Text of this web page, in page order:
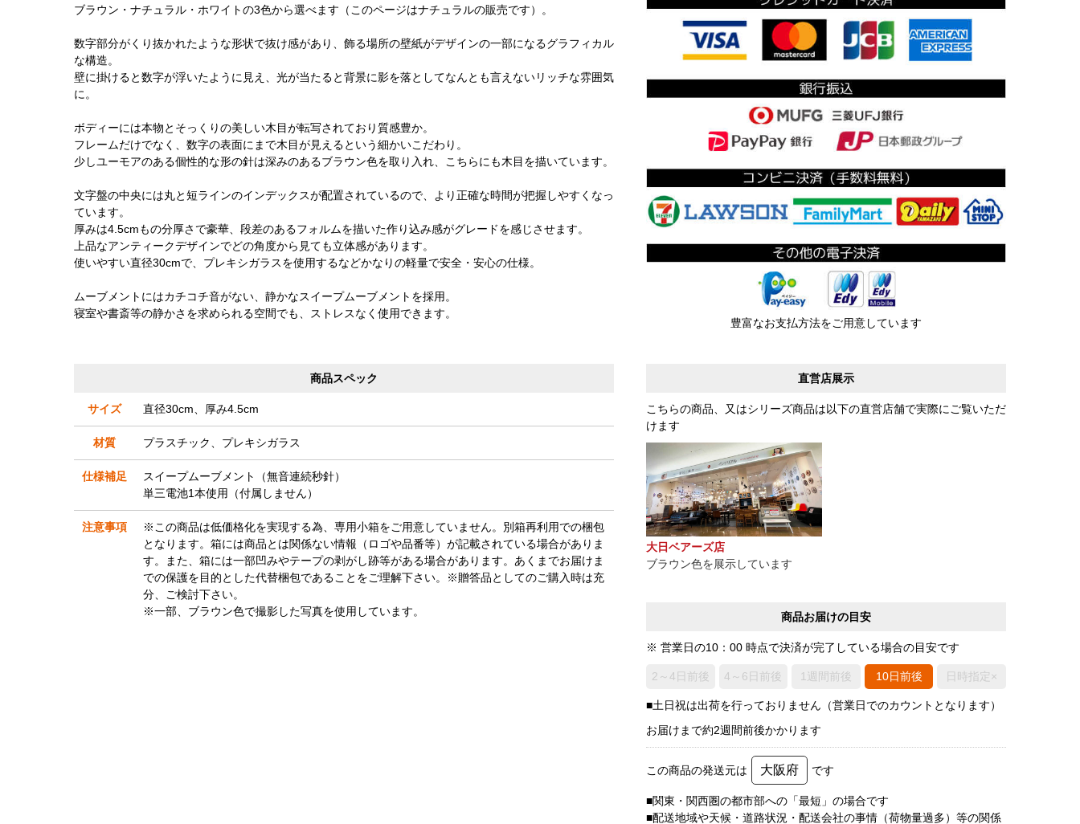
ブラウン・ナチュラル・ホワイトの3色から選べます（このページはナチュラルの販売です）。
数字部分がくり抜かれたような形状で抜け感があり、飾る場所の壁紙がデザインの一部になるグラフィカル
な構造。
壁に掛けると数字が浮いたように見え、光が当たると背景に影を落としてなんとも言えないリッチな雰囲気
に。
ボディーには本物とそっくりの美しい木目が転写されており質感豊か。
フレームだけでなく、数字の表面にまで木目が見えるという細かいこだわり。
少しユーモアのある個性的な形の針は深みのあるブラウン色を取り入れ、こちらにも木目を描いています。
文字盤の中央には丸と短ラインのインデックスが配置されているので、より正確な時間が把握しやすくなっ
ています。
厚みは4.5cmもの分厚さで豪華、段差のあるフォルムを描いた作り込み感がグレードを感じさせます。
上品なアンティークデザインでどの角度から見ても立体感があります。
使いやすい直径30cmで、プレキシガラスを使用するなどかなりの軽量で安全・安心の仕様。
ムーブメントにはカチコチ音がない、静かなスイープムーブメントを採用。
寝室や書斎等の静かさを求められる空間でも、ストレスなく使用できます。
豊富なお支払方法をご用意しています
直営店展示
こちらの商品、又はシリーズ商品は以下の直営店舗で実際にご覧いただ
けます
大日ベアーズ店
ブラウン色を展示しています
商品お届けの目安
※ 営業日の10：00 時点で決済が完了している場合の目安です
2～4日前後 4～6日前後 1週間前後 10日前後 日時指定×
■土日祝は出荷を行っておりません（営業日でのカウントとなります）
お届けまで約2週間前後かかります
この商品の発送元は 大阪府 です
■関東・関西圏の都市部への「最短」の場合です
■配送地域や天候・道路状況・配送会社の事情（荷物量過多）等の関係
商品スペック
サイズ 直径30cm、厚み4.5cm
材質 プラスチック、プレキシガラス
仕様補足
スイープムーブメント（無音連続秒針）
単三電池1本使用（付属しません）
注意事項
※この商品は低価格化を実現する為、専用小箱をご用意していません。別箱再利用での梱包
となります。箱には商品とは関係ない情報（ロゴや品番等）が記載されている場合がありま
す。また、箱には一部凹みやテープの剥がし跡等がある場合があります。あくまでお届けま
での保護を目的とした代替梱包であることをご理解下さい。※贈答品としてのご購入時は充
分、ご検討下さい。
※一部、ブラウン色で撮影した写真を使用しています。